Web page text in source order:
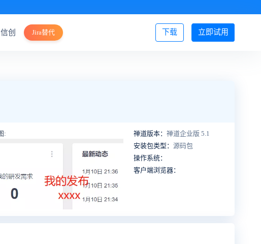
立即试用
下载
信创 Jira替代 登录/注册
: 禅道版本： 禅道企业版 5.1
安装包类型： 源码包
操作系统：
客户端浏览器：